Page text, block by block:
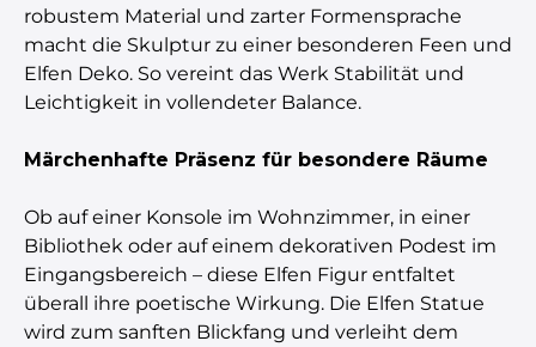
robustem Material und zarter Formensprache
macht die Skulptur zu einer besonderen Feen und
Elfen Deko. So vereint das Werk Stabilität und
Leichtigkeit in vollendeter Balance.
Märchenhafte Präsenz für besondere Räume
Ob auf einer Konsole im Wohnzimmer, in einer
Bibliothek oder auf einem dekorativen Podest im
Eingangsbereich – diese Elfen Figur entfaltet
überall ihre poetische Wirkung. Die Elfen Statue
wird zum sanften Blickfang und verleiht dem